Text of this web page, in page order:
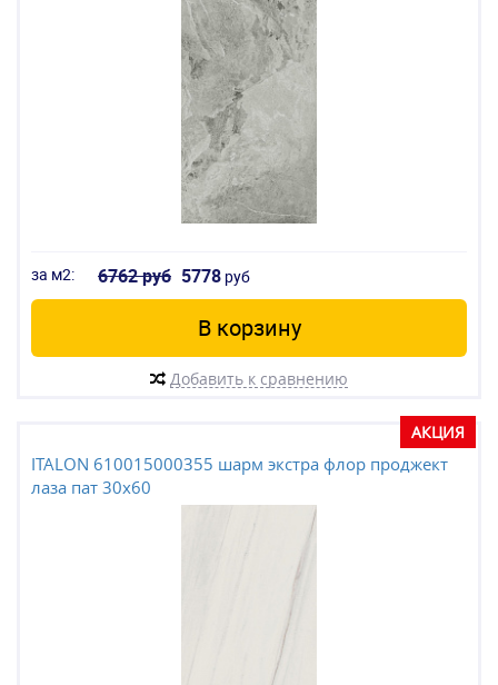
за м2: 6762 руб 5778 руб
В корзину
Добавить к сравнению
АКЦИЯ
ITALON 610015000355 шарм экстра флор проджект
лаза пат 30x60